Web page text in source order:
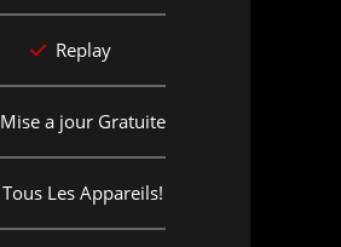
Replay
Mise a jour Gratuite
Tous Les Appareils!